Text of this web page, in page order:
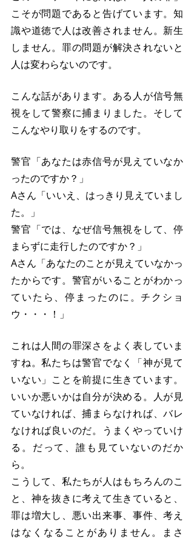
こそが問題であると告げています。知
識や道徳で人は改善されません。新生
しません。罪の問題が解決されないと
人は変わらないのです。
こんな話があります。ある人が信号無
視をして警察に捕まりました。そして
こんなやり取りをするのです。
警官「あなたは赤信号が見えていなか
ったのですか？」
Aさん「いいえ、はっきり見えていまし
た。」
警官「では、なぜ信号無視をして、停
まらずに走行したのですか？」
Aさん「あなたのことが見えていなかっ
たからです。警官がいることがわかっ
ていたら、停まったのに。チクショ
ウ・・・！」
これは人間の罪深さをよく表していま
すね。私たちは警官でなく「神が見て
いない」ことを前提に生きています。
いいか悪いかは自分が決める。人が見
ていなければ、捕まらなければ、バレ
なければ良いのだ。うまくやっていけ
る。だって、誰も見ていないのだか
ら。
こうして、私たちが人はもちろんのこ
と、神を抜きに考えて生きていると、
罪は増大し、悪い出来事、事件、考え
はなくなることがありません。まさ